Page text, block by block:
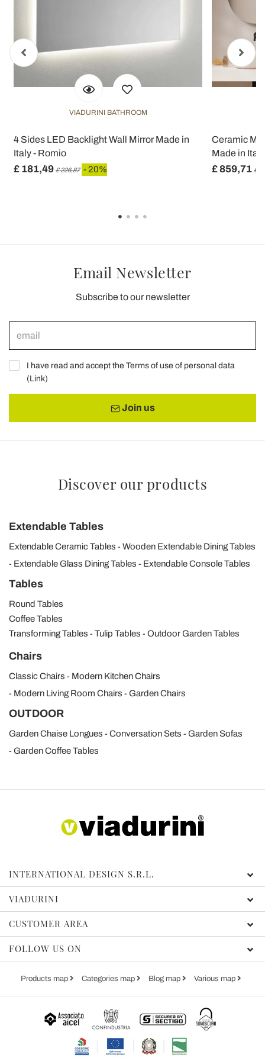
VIADURINI BATHROOM
4 Sides LED Backlight Wall Mirror Made in
Italy - Romio
£ 181,49 £ 226,87 - 20%
Ceramic
Made in
£ 859,71 £
Email Newsletter
Subscribe to our newsletter
I have read and accept the Terms of use of personal data
(Link)
Join us
Discover our products
Extendable Tables
Extendable Ceramic Tables
Wooden Extendable Dining Tables
Extendable Glass Dining Tables
Extendable Console Tables
Tables
Round Tables
Coffee Tables
Transforming Tables
Tulip Tables Outdoor Garden Tables
Chairs
Classic Chairs
Modern Kitchen Chairs
Modern Living Room Chairs
Garden Chairs
OUTDOOR
Garden Chaise Longues Conversation Sets
Garden Sofas
Garden Coffee Tables
INTERNATIONAL DESIGN S.R.L.
VIADURINI
CUSTOMER AREA
FOLLOW US ON
Products map Categories map Blog map Various map